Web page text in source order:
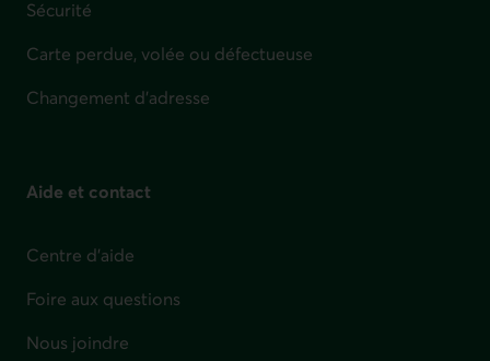
Sécurité
Carte perdue, volée ou défectueuse
Changement d'adresse
Aide et contact
Centre d'aide
Foire aux questions
Nous joindre